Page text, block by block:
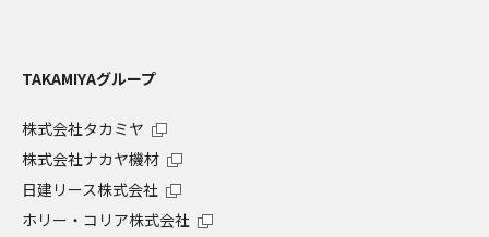
TAKAMIYAグループ
株式会社タカミヤ
株式会社ナカヤ機材
日建リース株式会社
ホリー・コリア株式会社